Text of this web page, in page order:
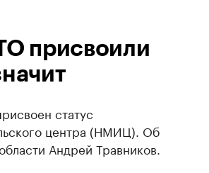
присвоили
статус
центра (НМИЦ). Об
Андрей Травников.